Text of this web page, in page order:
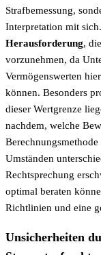
Strafbemessung,
Interpretation mit sich.
Herausforderung,
vorzunehmen, da
Vermögenswerten
können. Besonders
dieser Wertgrenze
nachdem, welche
Umständen
Rechtsprechung
optimal beraten
Richtlinien und eine
Unsicherheiten